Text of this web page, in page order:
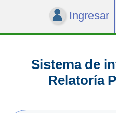
Ingresar
Sistema de
Relatoría